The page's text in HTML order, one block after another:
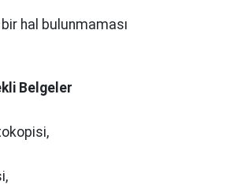
hal bulunmaması
Belgeler